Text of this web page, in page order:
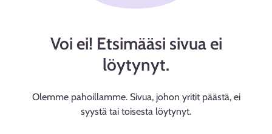
Voi ei! Etsimääsi sivua ei
löytynyt.
Olemme pahoillamme. Sivua, johon yritit päästä, ei
syystä tai toisesta löytynyt.